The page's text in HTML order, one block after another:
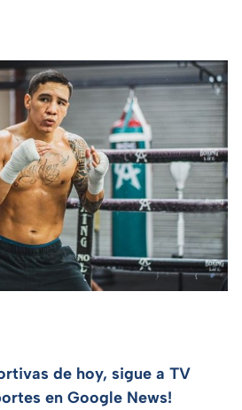
de hoy, sigue a TV
en Google News!